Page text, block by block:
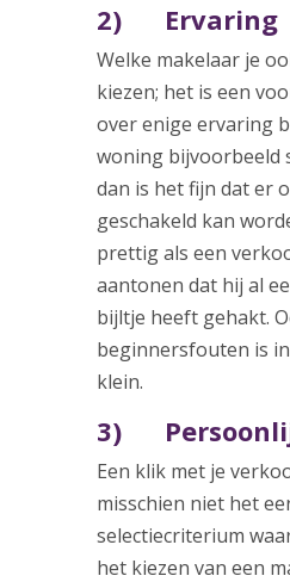
2) Ervaring
Welke makelaar je
kiezen; het is een
over enige ervaring
woning bijvoorbeeld
dan is het fijn dat er
geschakeld kan
prettig als een
aantonen dat hij al
bijltje heeft gehakt.
beginnersfouten is
klein.
3)
Een klik met je
misschien niet het
selectiecriterium
het kiezen van een